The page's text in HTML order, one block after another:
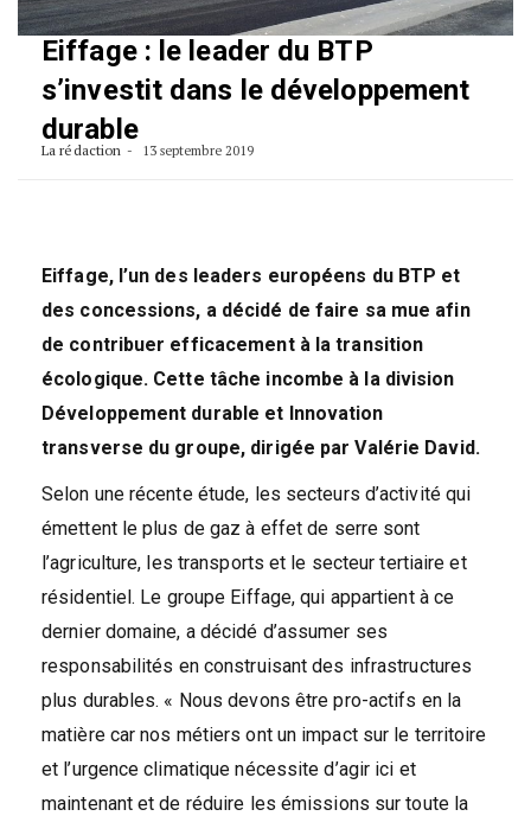
Eiffage : le leader du BTP
s’investit dans le développement
durable
La rédaction 13 septembre 2019
Eiffage, l’un des leaders européens du BTP et
des concessions, a décidé de faire sa mue afin
de contribuer efficacement à la transition
écologique. Cette tâche incombe à la division
Développement durable et Innovation
transverse du groupe, dirigée par Valérie David.
Selon une récente étude, les secteurs d’activité qui
émettent le plus de gaz à effet de serre sont
l’agriculture, les transports et le secteur tertiaire et
résidentiel. Le groupe Eiffage, qui appartient à ce
dernier domaine, a décidé d’assumer ses
responsabilités en construisant des infrastructures
plus durables. « Nous devons être pro-actifs en la
matière car nos métiers ont un impact sur le territoire
et l’urgence climatique nécessite d’agir ici et
maintenant et de réduire les émissions sur toute la